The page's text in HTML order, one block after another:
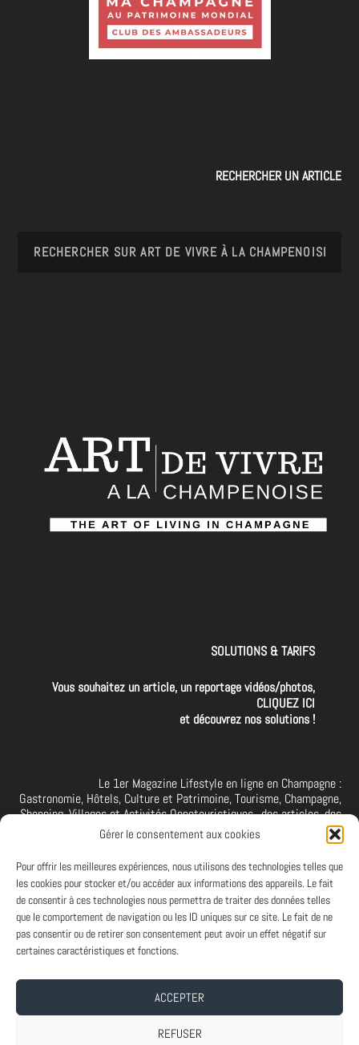
Gérer le consentement aux cookies
Pour offrir les meilleures expériences, nous utilisons des technologies telles que
les cookies pour stocker et/ou accéder aux informations des appareils. Le fait
de consentir à ces technologies nous permettra de traiter des données telles
que le comportement de navigation ou les ID uniques sur ce site. Le fait de ne
pas consentir ou de retirer son consentement peut avoir un effet négatif sur
certaines caractéristiques et fonctions.
ACCEPTER
REFUSER
RECHERCHER UN ARTICLE
SOLUTIONS & TARIFS
Vous souhaitez un article, un reportage vidéos/photos,
CLIQUEZ ICI
et découvrez nos solutions !
Le 1er Magazine Lifestyle en ligne en Champagne :
Gastronomie, Hôtels, Culture et Patrimoine, Tourisme, Champagne,
Shopping, Villages et Activités Oenotouristiques.. des articles, des
interviews, des vidéos et photos de la Champagne. A retrouver et à
suivre aussi sur facebook I X I Threads I YouTube I TikTok I
Instagram I Linkedin
PARTENAIRES
Et vous ? Vous souhaitez devenir Partenaire d'Art de Vivre à la
Champenoise, n'hésitez pas à nous contacter.
A PROPOS-ABONNEMENT NEWSLETTER-MENTIONS LEGALES